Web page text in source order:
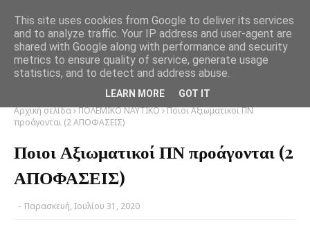
Αρχική σελίδα ΠΟΛΕΜΙΚΟ ΝΑΥΤΙΚΟ Ποιοι Αξιωματικοί ΠΝ
προάγονται (2 ΑΠΟΦΑΣΕΙΣ)
Ποιοι Αξιωματικοί ΠΝ προάγονται (2
ΑΠΟΦΑΣΕΙΣ)
- Παρασκευή, Ιουλίου 31, 2020
This site uses cookies from Google to deliver its services
and to analyze traffic. Your IP address and user-agent are
shared with Google along with performance and security
metrics to ensure quality of service, generate usage
statistics, and to detect and address abuse.
LEARN MORE GOT IT